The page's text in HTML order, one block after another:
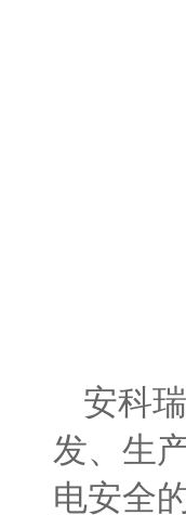
安科
发、生
电安全